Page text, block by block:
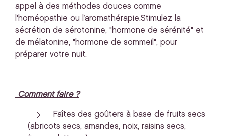
appel à des méthodes douces comme
l'homéopathie ou l’aromathérapie.Stimulez la
sécrétion de sérotonine, "hormone de sérénité" et
de mélatonine, "hormone de sommeil", pour
préparer votre nuit.
Comment faire ?
Faîtes des goûters à base de fruits secs
(abricots secs, amandes, noix, raisins secs,